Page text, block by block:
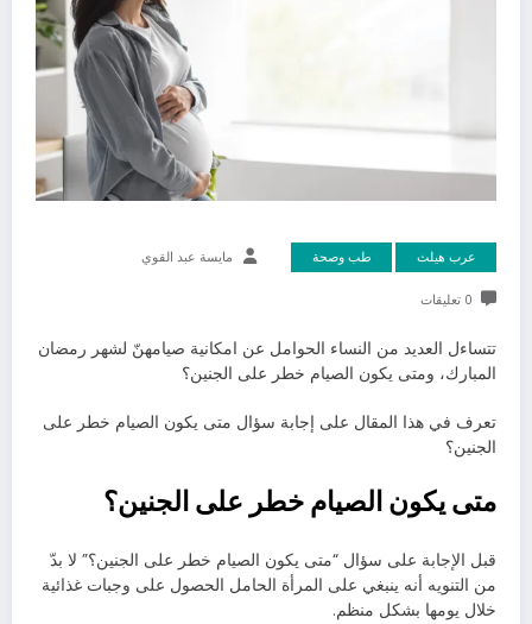
عرب هيلث طب وصحة مايسة عبد القوي
0 تعليقات
تتساءل العديد من النساء الحوامل عن امكانية صيامهنّ لشهر رمضان
المبارك، ومتى يكون الصيام خطر على الجنين؟
تعرف في هذا المقال على إجابة سؤال متى يكون الصيام خطر على
الجنين؟
متى يكون الصيام خطر على الجنين؟
قبل الإجابة على سؤال “متى يكون الصيام خطر على الجنين؟” لا بدّ
من التنويه أنه ينبغي على المرأة الحامل الحصول على وجبات غذائية
خلال يومها بشكل منظم.